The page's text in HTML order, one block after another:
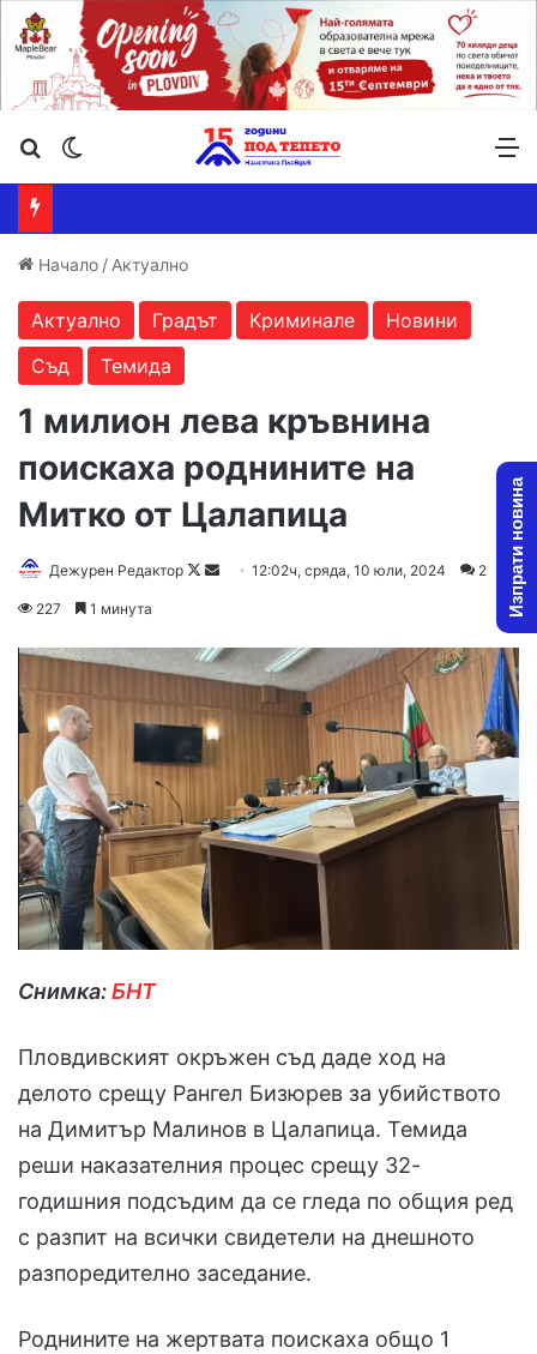
Търсене ...
Начало / Актуално
Актуално Градът Криминале
Новини
Съд
Темида
1 милион лева кръвнина
поискаха роднините на
Митко от Цалапица
Дежурен Редактор
Follow
Send12:02ч, сряда, 10 юли, 2024 2
227 1 минута
Снимка:БНТ
Пловдивският окръжен съд даде ход на
делото срещу Рангел Бизюрев за убийството
на Димитър Малинов в Цалапица. Темида
реши наказателния процес срещу 32-
годишния подсъдим да се гледа по общия ред
с разпит на всички свидетели на днешното
разпоредително заседание.
Роднините на жертвата поискаха общо 1
Изпрати новина